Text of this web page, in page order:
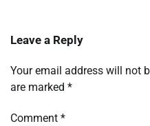
Leave a Reply
Your email address will not
are marked *
Comment *